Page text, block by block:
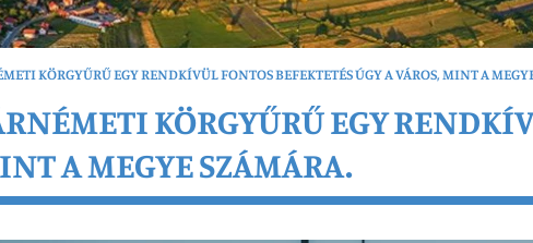
KÖRGYŰRŰ EGY RENDKÍVÜL FONTOS BEFEKTETÉS ÚGY A VÁROS, MINT A
KÖRGYŰRŰ EGY
A MEGYE SZÁMÁRA.